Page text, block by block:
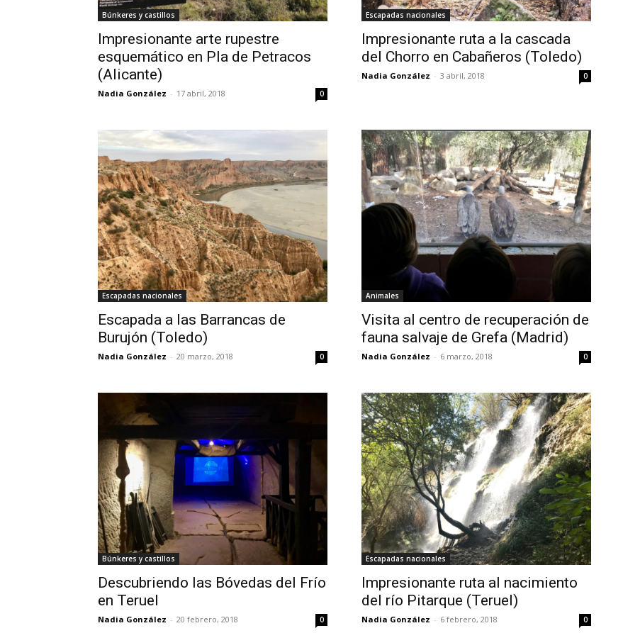
Búnkeres y castillos
Impresionante arte rupestre
esquemático en Pla de Petracos
(Alicante)
Nadia González - 17 abril, 2018 0
Escapadas nacionales
Impresionante ruta a la cascada
del Chorro en Cabañeros (Toledo)
Nadia González - 3 abril, 2018 0
Escapadas nacionales
Escapada a las Barrancas de
Burujón (Toledo)
Nadia González - 20 marzo, 2018 0
Animales
Visita al centro de recuperación de
fauna salvaje de Grefa (Madrid)
Nadia González - 6 marzo, 2018 0
Búnkeres y castillos
Descubriendo las Bóvedas del Frío
en Teruel
Nadia González - 20 febrero, 2018 0
Escapadas nacionales
Impresionante ruta al nacimiento
del río Pitarque (Teruel)
Nadia González - 6 febrero, 2018 0